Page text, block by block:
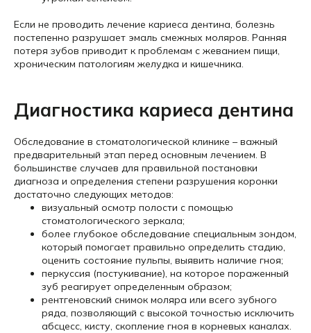
Если не проводить лечение кариеса дентина, болезнь
постепенно разрушает эмаль смежных моляров. Ранняя
потеря зубов приводит к проблемам с жеванием пищи,
хроническим патологиям желудка и кишечника.
Диагностика кариеса дентина
Обследование в стоматологической клинике – важный
предварительный этап перед основным лечением. В
большинстве случаев для правильной постановки
диагноза и определения степени разрушения коронки
достаточно следующих методов:
визуальный осмотр полости с помощью
стоматологического зеркала;
более глубокое обследование специальным зондом,
который помогает правильно определить стадию,
оценить состояние пульпы, выявить наличие гноя;
перкуссия (постукивание), на которое пораженный
зуб реагирует определенным образом;
рентгеновский снимок моляра или всего зубного
ряда, позволяющий с высокой точностью исключить
абсцесс, кисту, скопление гноя в корневых каналах.